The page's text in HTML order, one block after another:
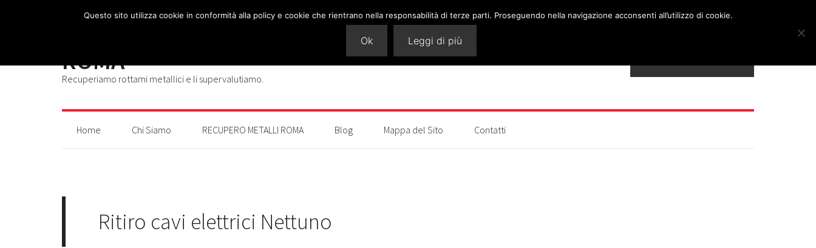
ROMA
Recuperiamo rottami metallici e li supervalutiamo.
Home Chi Siamo RECUPERO METALLI ROMA Blog Mappa del Sito Contatti
Ritiro cavi elettrici Nettuno
Questo sito utilizza cookie in conformità alla policy e cookie che rientrano nella responsabilità di terze parti. Proseguendo nella navigazione acconsenti all’utilizzo di cookie.
Ok Leggi di più